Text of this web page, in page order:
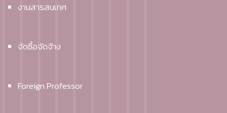
งานสารสนเทศ
จัดซื้อจัดจ้าง
Foreign Professor